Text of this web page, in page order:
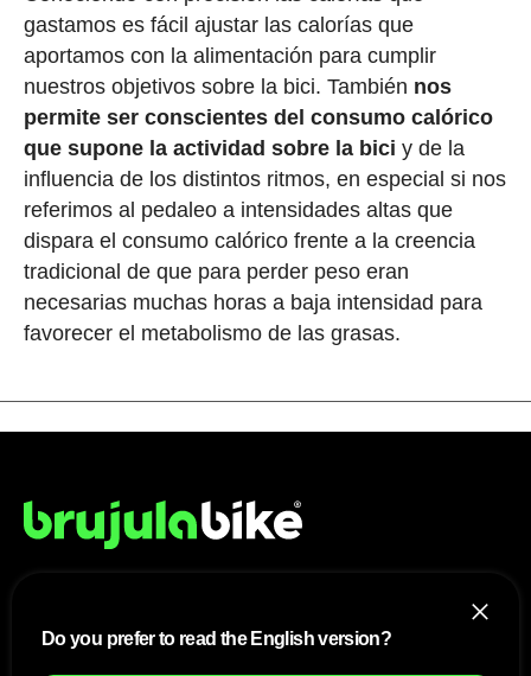
gastamos es fácil ajustar las calorías que
aportamos con la alimentación para cumplir
nuestros objetivos sobre la bici. También nos
permite ser conscientes del consumo calórico
que supone la actividad sobre la bici y de la
influencia de los distintos ritmos, en especial si nos
referimos al pedaleo a intensidades altas que
dispara el consumo calórico frente a la creencia
tradicional de que para perder peso eran
necesarias muchas horas a baja intensidad para
favorecer el metabolismo de las grasas.
Do you prefer to read the English version?